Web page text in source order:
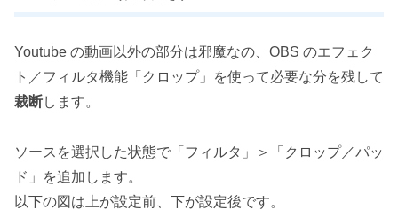
Youtube の動画以外の部分は邪魔なの、OBS のエフェク
ト／フィルタ機能「クロップ」を使って必要な分を残して
裁断します。
ソースを選択した状態で「フィルタ」＞「クロップ／パッ
ド」を追加します。
以下の図は上が設定前、下が設定後です。